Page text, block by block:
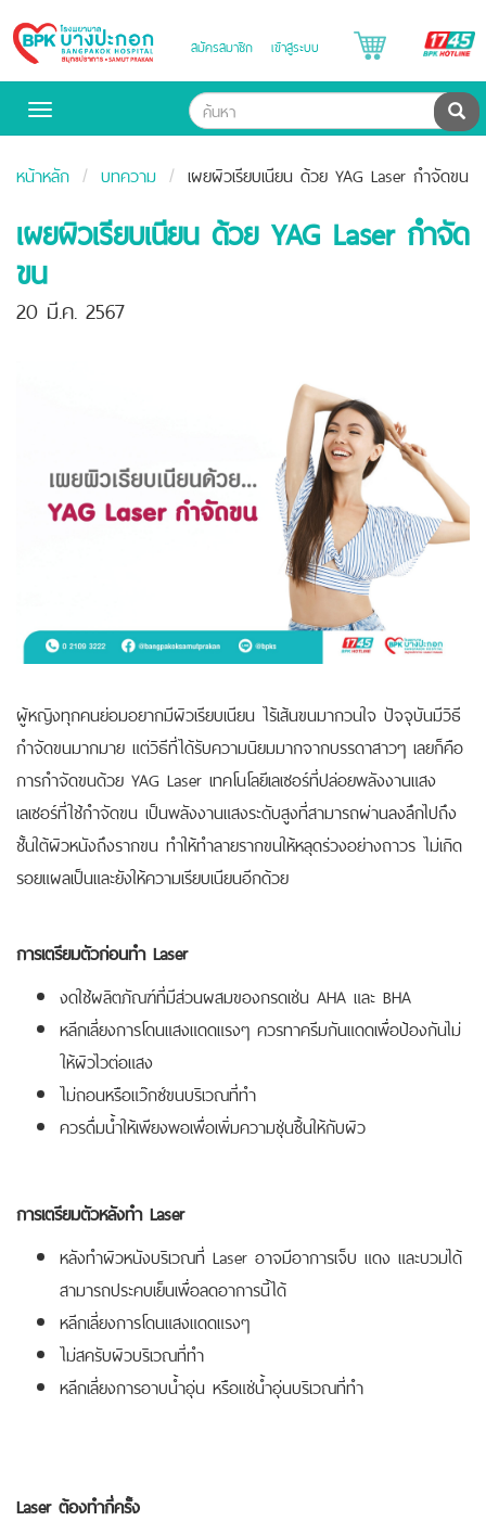
Bangpakok
Hospital
สมัครสมาชิก เข้าสู่ระบบ
Toggle
ค้น
หน้าหลัก บทความ เผยผิวเรียบเนียน ด้วย YAG Laser กำจัดขน
เผยผิวเรียบเนียน ด้วย YAG Laser กำจัด
ขน
20 มี.ค. 2567
ผู้หญิงทุกคนย่อมอยากมีผิวเรียบเนียน ไร้เส้นขนมากวนใจ ปัจจุบันมีวิธี
กำจัดขนมากมาย แต่วิธีที่ได้รับความนิยมมากจากบรรดาสาวๆ เลยก็คือ
การกำจัดขนด้วย YAG Laser เทคโนโลยีเลเซอร์ที่ปล่อยพลังงานแสง
เลเซอร์ที่ใช้กำจัดขน เป็นพลังงานแสงระดับสูงที่สามารถผ่านลงลึกไปถึง
ชั้นใต้ผิวหนังถึงรากขน ทำให้ทำลายรากขนให้หลุดร่วงอย่างถาวร ไม่เกิด
รอยแผลเป็นและยังให้ความเรียบเนียนอีกด้วย
การเตรียมตัวก่อนทำ Laser
งดใช้ผลิตภัณฑ์ที่มีส่วนผสมของกรดเช่น AHA และ BHA
หลีกเลี่ยงการโดนแสงแดดแรงๆ ควรทาครีมกันแดดเพื่อป้องกันไม่
ให้ผิวไวต่อแสง
ไม่ถอนหรือแว๊กซ์ขนบริเวณที่ทำ
ควรดื่มน้ำให้เพียงพอเพื่อเพิ่มความชุ่นชื้นให้กับผิว
การเตรียมตัวหลังทำ Laser
หลังทำผิวหนังบริเวณที่ Laser อาจมีอาการเจ็บ แดง และบวมได้
สามารถประคบเย็นเพื่อลดอาการนี้ได้
หลีกเลี่ยงการโดนแสงแดดแรงๆ
ไม่สครับผิวบริเวณที่ทำ
หลีกเลี่ยงการอาบน้ำอุ่น หรือแช่น้ำอุ่นบริเวณที่ทำ
Laser ต้องทำกี่ครั้ง